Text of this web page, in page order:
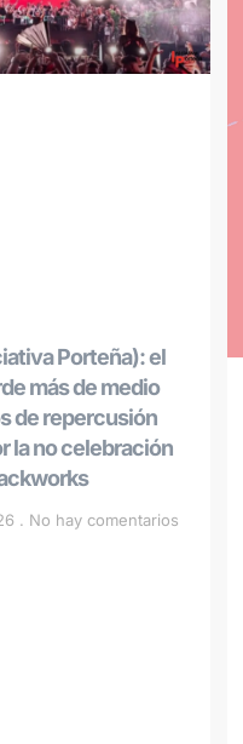
Porteña): el
más de medio
de repercusión
la no celebración
No hay comentarios